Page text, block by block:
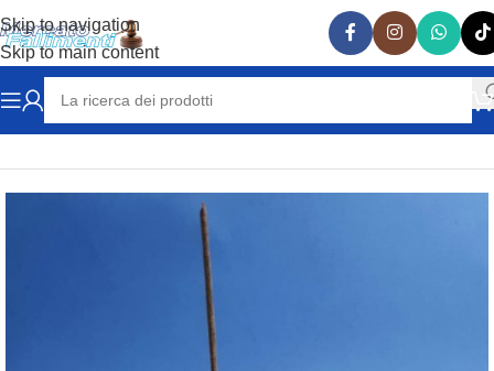
Skip to navigation
Skip to main content
Home VARIE